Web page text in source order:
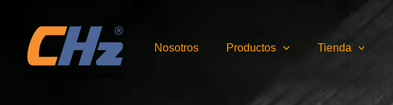
contenido
Nosotros Productos Tienda